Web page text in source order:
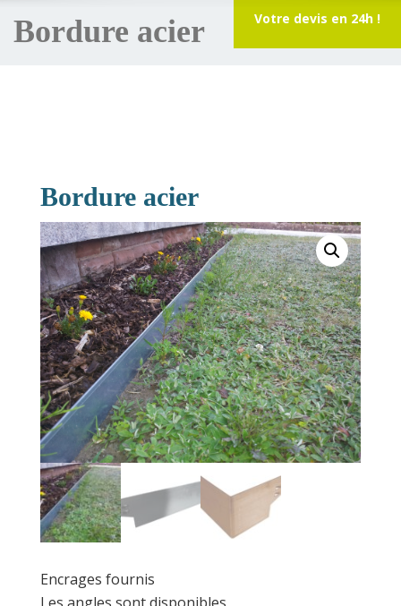
Votre devis en 24h !
Bordure acier
Bordure acier
Encrages fournis